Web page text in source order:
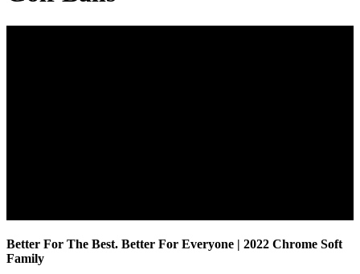
Better For The Best. Better For Everyone | 2022 Chrome Soft
Family